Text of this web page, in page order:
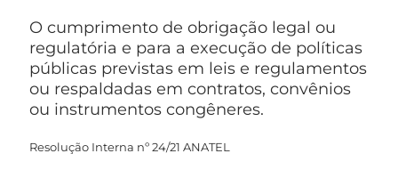
O cumprimento de obrigação legal ou
regulatória e para a execução de políticas
públicas previstas em leis e regulamentos
ou respaldadas em contratos, convênios
ou instrumentos congêneres.
Resolução Interna nº 24/21 ANATEL